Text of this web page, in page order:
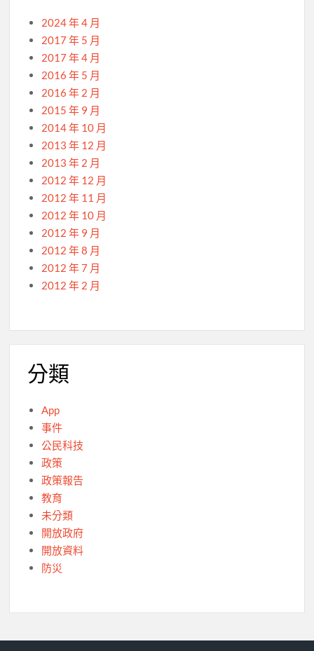
2024 年 4 月
2017 年 5 月
2017 年 4 月
2016 年 5 月
2016 年 2 月
2015 年 9 月
2014 年 10 月
2013 年 12 月
2013 年 2 月
2012 年 12 月
2012 年 11 月
2012 年 10 月
2012 年 9 月
2012 年 8 月
2012 年 7 月
2012 年 2 月
分類
App
事件
公民科技
政策
政策報告
教育
未分類
開放政府
開放資料
防災